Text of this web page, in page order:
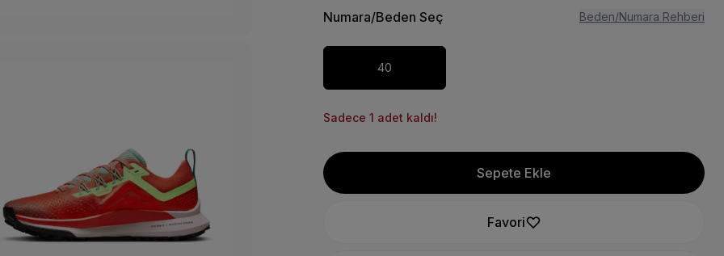
Numara/Beden Seç Beden/Numara Rehberi
40
Sadece 1 adet kaldı!
Sepete Ekle
Favori